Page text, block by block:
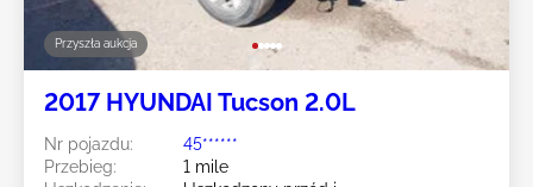
Przyszła aukcja
2017 HYUNDAI Tucson 2.0L
Nr pojazdu:
45******
Przebieg:
1 mile